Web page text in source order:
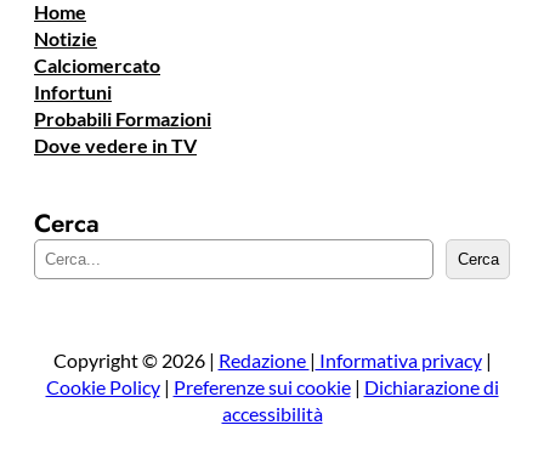
Home
Notizie
Calciomercato
Infortuni
Probabili Formazioni
Dove vedere in TV
Cerca
e
a
Cerca
Copyright © 2026 | Redazione | Informativa privacy|
Cookie Policy| Preferenze sui cookie| Dichiarazione di
accessibilità